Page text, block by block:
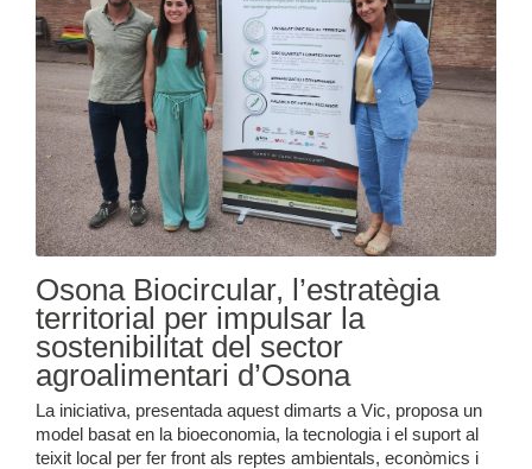
Osona Biocircular, l’estratègia
territorial per impulsar la
sostenibilitat del sector
agroalimentari d’Osona
La iniciativa, presentada aquest dimarts a Vic, proposa un
model basat en la bioeconomia, la tecnologia i el suport al
teixit local per fer front als reptes ambientals, econòmics i